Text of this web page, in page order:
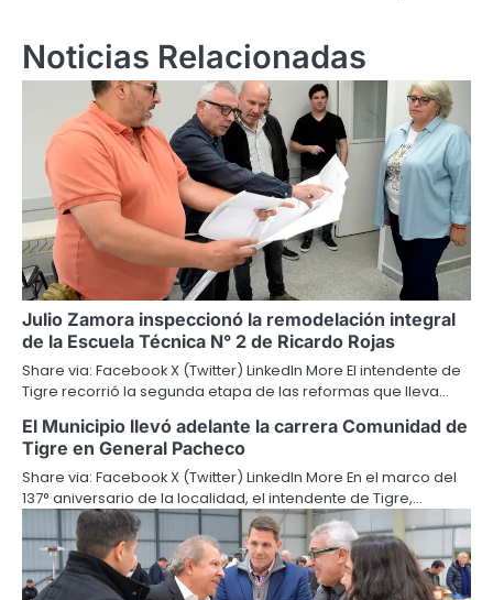
Noticias Relacionadas
Julio Zamora inspeccionó la remodelación integral
de la Escuela Técnica N° 2 de Ricardo Rojas
Share via: Facebook X (Twitter) LinkedIn More El intendente de
Tigre recorrió la segunda etapa de las reformas que lleva…
El Municipio llevó adelante la carrera Comunidad de
Tigre en General Pacheco
Share via: Facebook X (Twitter) LinkedIn More En el marco del
137° aniversario de la localidad, el intendente de Tigre,…